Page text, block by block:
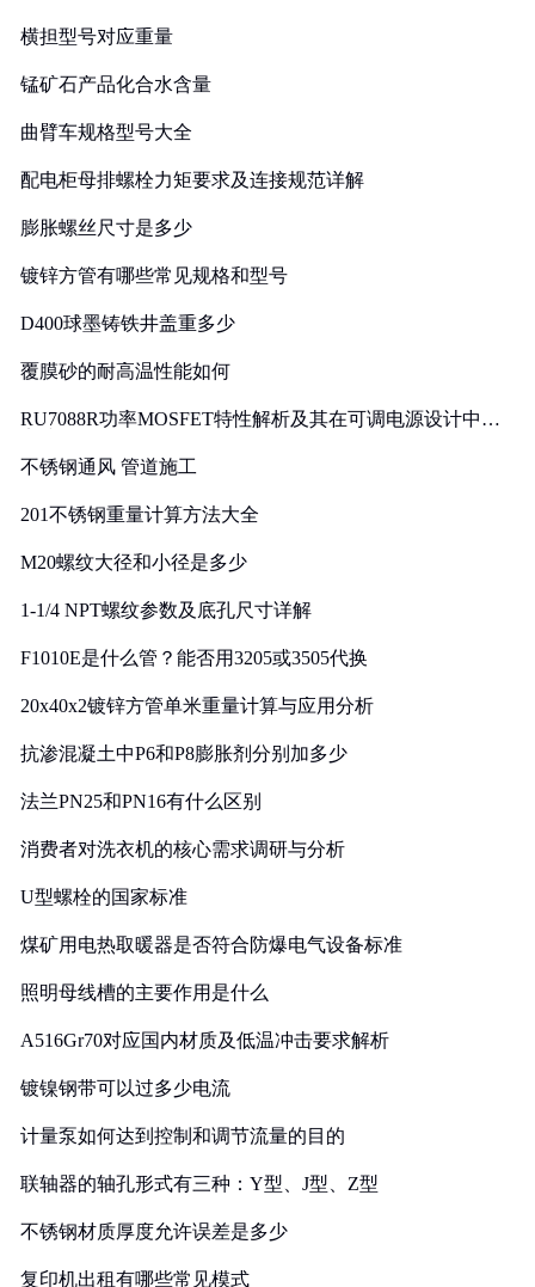
横担型号对应重量
锰矿石产品化合水含量
曲臂车规格型号大全
配电柜母排螺栓力矩要求及连接规范详解
膨胀螺丝尺寸是多少
镀锌方管有哪些常见规格和型号
D400球墨铸铁井盖重多少
覆膜砂的耐高温性能如何
RU7088R功率MOSFET特性解析及其在可调电源设计中的
不锈钢通风 管道施工
201不锈钢重量计算方法大全
M20螺纹大径和小径是多少
1-1/4 NPT螺纹参数及底孔尺寸详解
F1010E是什么管？能否用3205或3505代换
20x40x2镀锌方管单米重量计算与应用分析
抗渗混凝土中P6和P8膨胀剂分别加多少
法兰PN25和PN16有什么区别
消费者对洗衣机的核心需求调研与分析
U型螺栓的国家标准
煤矿用电热取暖器是否符合防爆电气设备标准
照明母线槽的主要作用是什么
A516Gr70对应国内材质及低温冲击要求解析
镀镍钢带可以过多少电流
计量泵如何达到控制和调节流量的目的
联轴器的轴孔形式有三种：Y型、J型、Z型
不锈钢材质厚度允许误差是多少
复印机出租有哪些常见模式